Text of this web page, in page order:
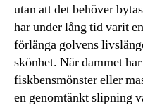
utan att det behöver
har under lång tid varit
förlänga golvens
skönhet. När dammet
fiskbensmönster eller
en genomtänkt slipning